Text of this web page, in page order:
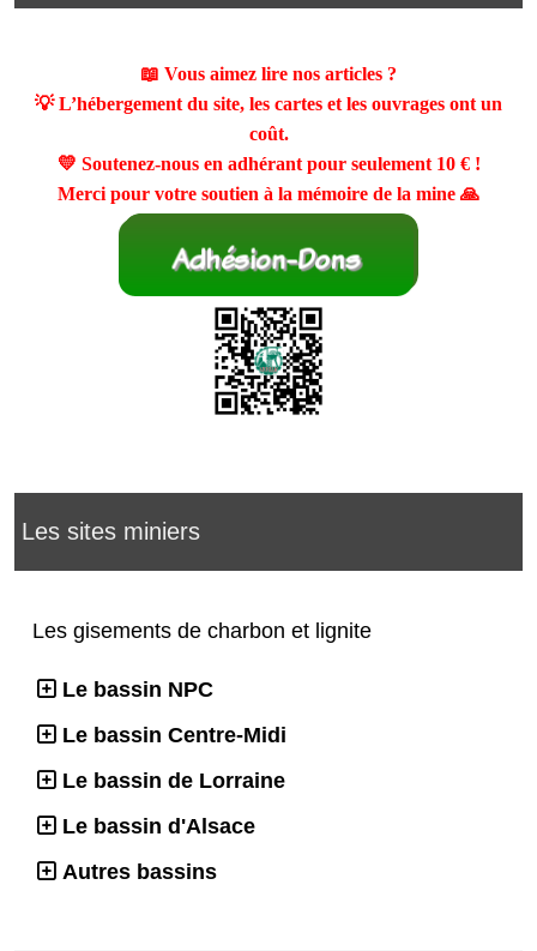
📖 Vous aimez lire nos articles ?
💡 L’hébergement du site, les cartes et les ouvrages ont un
coût.
💛 Soutenez-nous en adhérant pour seulement 10 €!
Merci pour votre soutien à la mémoire de la mine 🙏
Les sites miniers
Les gisements de charbon et lignite
Le bassin NPC
Le bassin Centre-Midi
Le bassin de Lorraine
Le bassin d'Alsace
Autres bassins